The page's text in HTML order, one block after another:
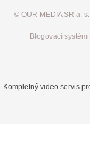
© OUR MEDIA SR a.
Blogovací
Kompletný video servis